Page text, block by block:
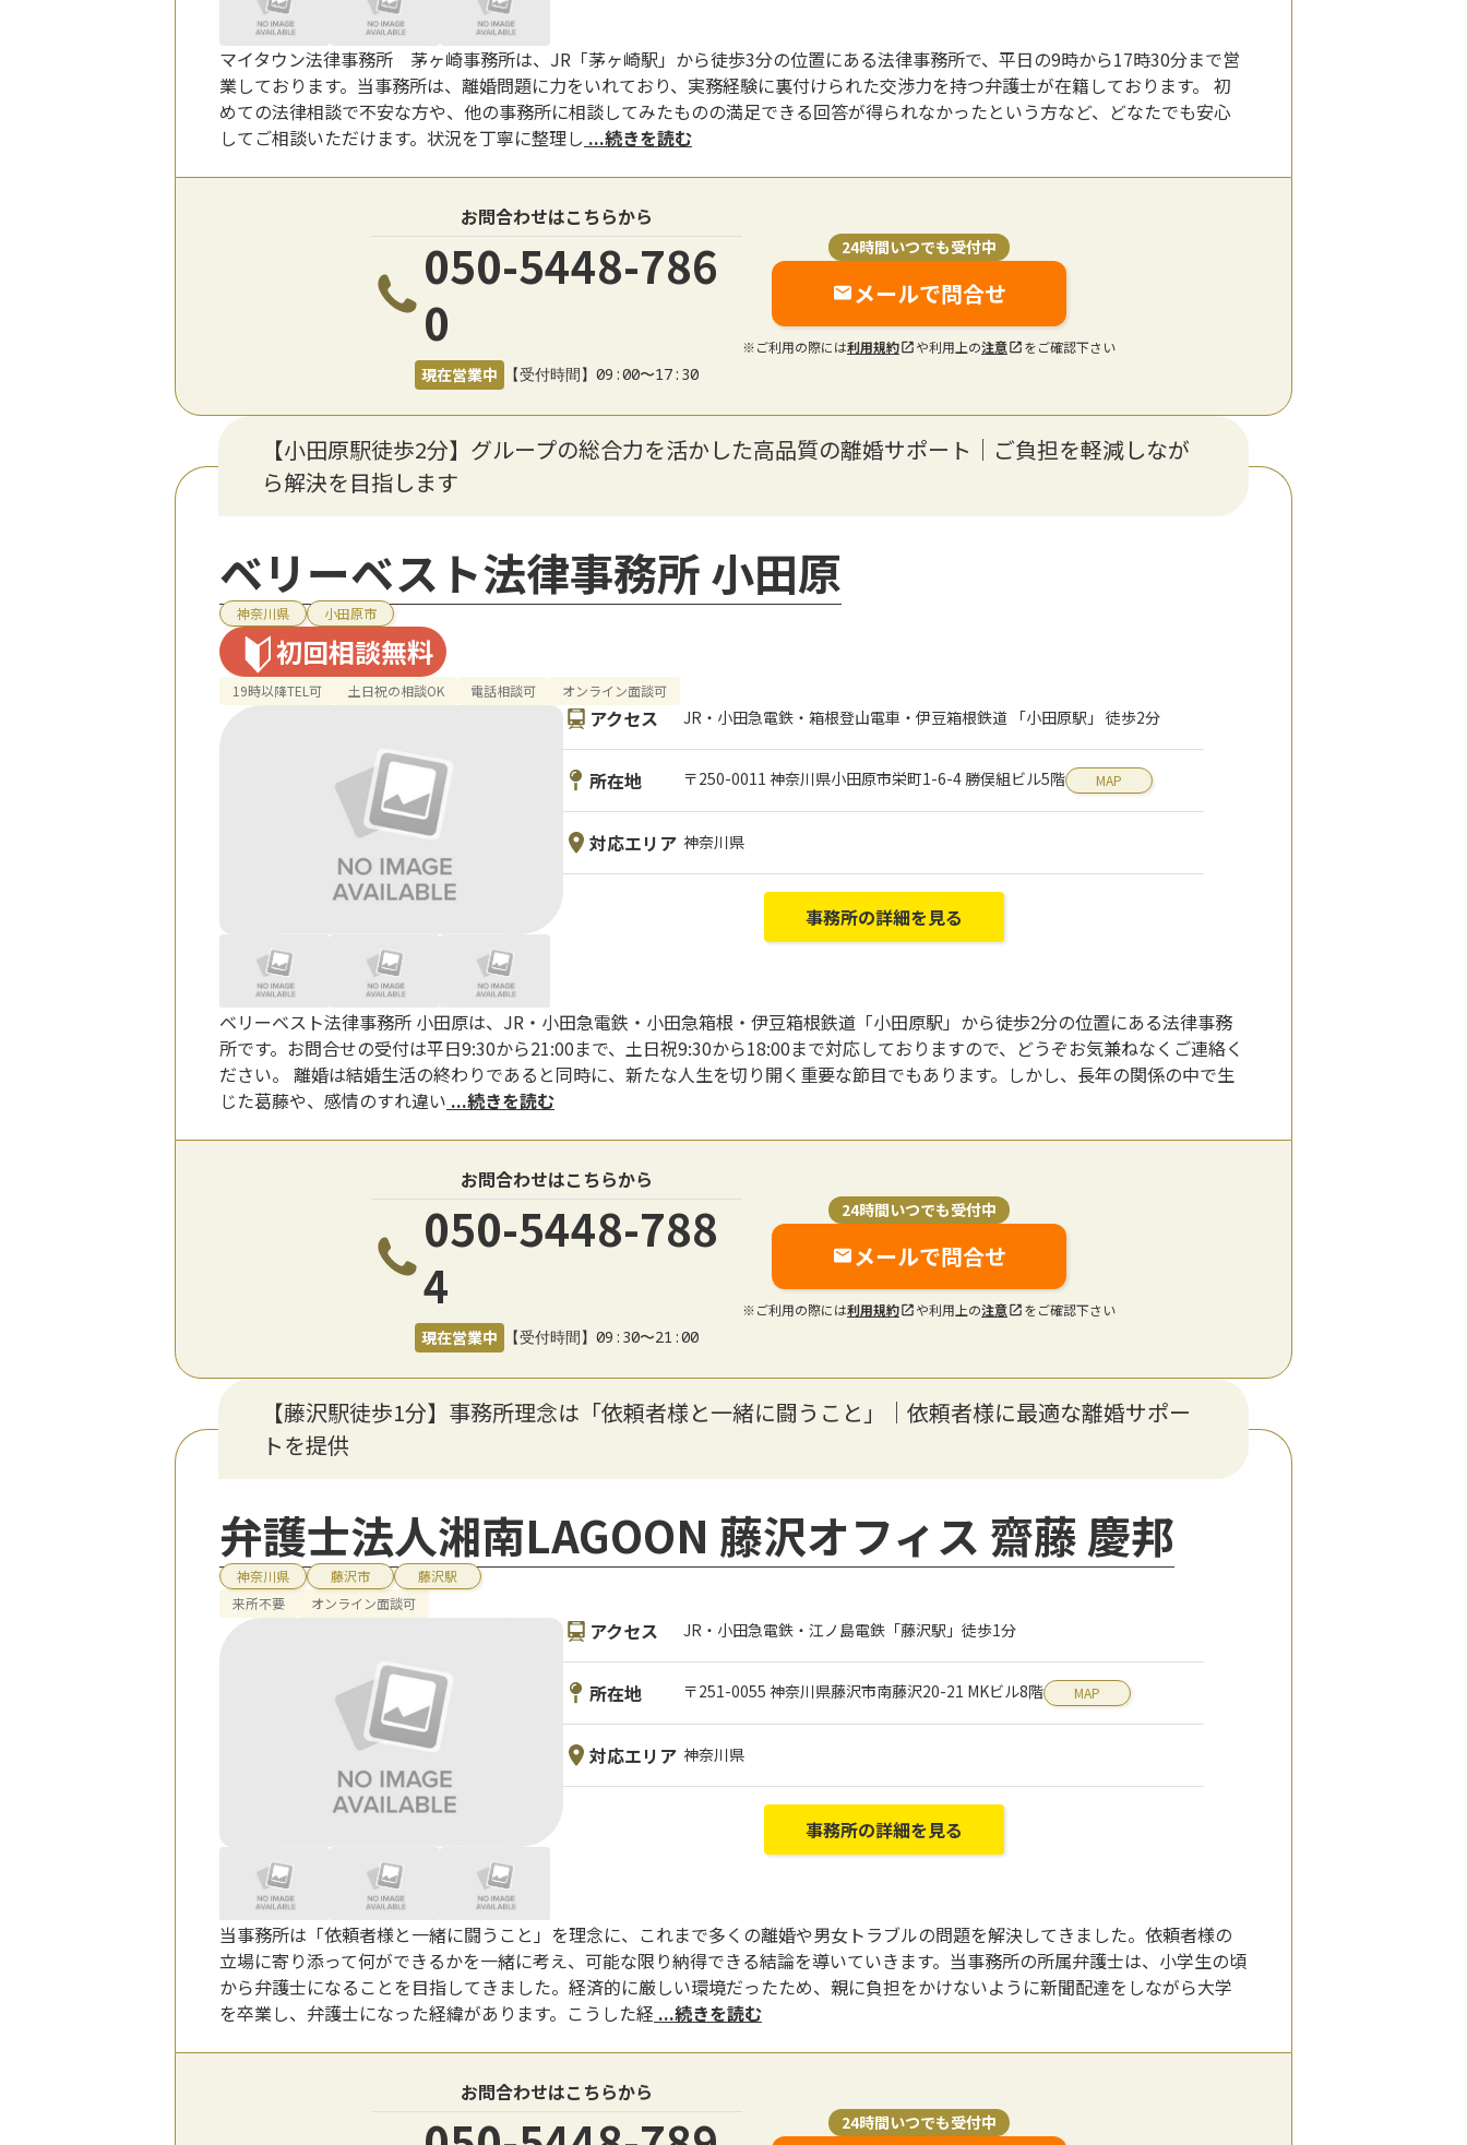
マイタウン法律事務所 茅ヶ崎事務所は、JR「茅ヶ崎駅」から徒歩3分の位置にある法律事務所で、平日の9時から17時30分まで営
業しております。当事務所は、離婚問題に力をいれており、実務経験に裏付けられた交渉力を持つ弁護士が在籍しております。 初
めての法律相談で不安な方や、他の事務所に相談してみたものの満足できる回答が得られなかったという方など、どなたでも安心
してご相談いただけます。状況を丁寧に整理し ...続きを読む
お問合わせはこちらから
050-5448-786
0
現在営業中 【受付時間】09:00〜17:30
24時間いつでも受付中
メールで問合せ
※ご利用の際には利用規約 や利用上の注意 をご確認下さい
【小田原駅徒歩2分】グループの総合力を活かした高品質の離婚サポート｜ご負担を軽減しなが
ら解決を目指します
ベリーベスト法律事務所 小田原
神奈川県 小田原市
初回相談無料
19時以降TEL可 土日祝の相談OK 電話相談可 オンライン面談可
アクセス JR・小田急電鉄・箱根登山電車・伊豆箱根鉄道 「小田原駅」 徒歩2分
所在地 〒250-0011 神奈川県小田原市栄町1-6-4 勝俣組ビル5階 MAP
対応エリア 神奈川県
事務所の詳細を見る
ベリーベスト法律事務所 小田原は、JR・小田急電鉄・小田急箱根・伊豆箱根鉄道「小田原駅」から徒歩2分の位置にある法律事務
所です。お問合せの受付は平日9:30から21:00まで、土日祝9:30から18:00まで対応しておりますので、どうぞお気兼ねなくご連絡く
ださい。 離婚は結婚生活の終わりであると同時に、新たな人生を切り開く重要な節目でもあります。しかし、長年の関係の中で生
じた葛藤や、感情のすれ違い ...続きを読む
お問合わせはこちらから
050-5448-788
4
現在営業中 【受付時間】09:30〜21:00
24時間いつでも受付中
メールで問合せ
※ご利用の際には利用規約 や利用上の注意 をご確認下さい
【藤沢駅徒歩1分】事務所理念は「依頼者様と一緒に闘うこと」｜依頼者様に最適な離婚サポー
トを提供
弁護士法人湘南LAGOON 藤沢オフィス 齋藤 慶邦
神奈川県 藤沢市
藤沢駅
来所不要
オンライン面談可
アクセス JR・小田急電鉄・江ノ島電鉄「藤沢駅」徒歩1分
所在地 〒251-0055 神奈川県藤沢市南藤沢20-21 MKビル8階 MAP
対応エリア 神奈川県
事務所の詳細を見る
当事務所は「依頼者様と一緒に闘うこと」を理念に、これまで多くの離婚や男女トラブルの問題を解決してきました。依頼者様の
立場に寄り添って何ができるかを一緒に考え、可能な限り納得できる結論を導いていきます。当事務所の所属弁護士は、小学生の頃
から弁護士になることを目指してきました。経済的に厳しい環境だったため、親に負担をかけないように新聞配達をしながら大学
を卒業し、弁護士になった経緯があります。こうした経 ...続きを読む
お問合わせはこちらから
24時間いつでも受付中